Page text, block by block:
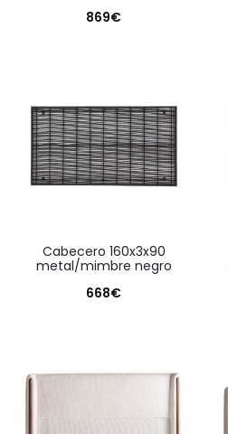
869€
cabecero 160x3x90
metal/mimbre negro
668€